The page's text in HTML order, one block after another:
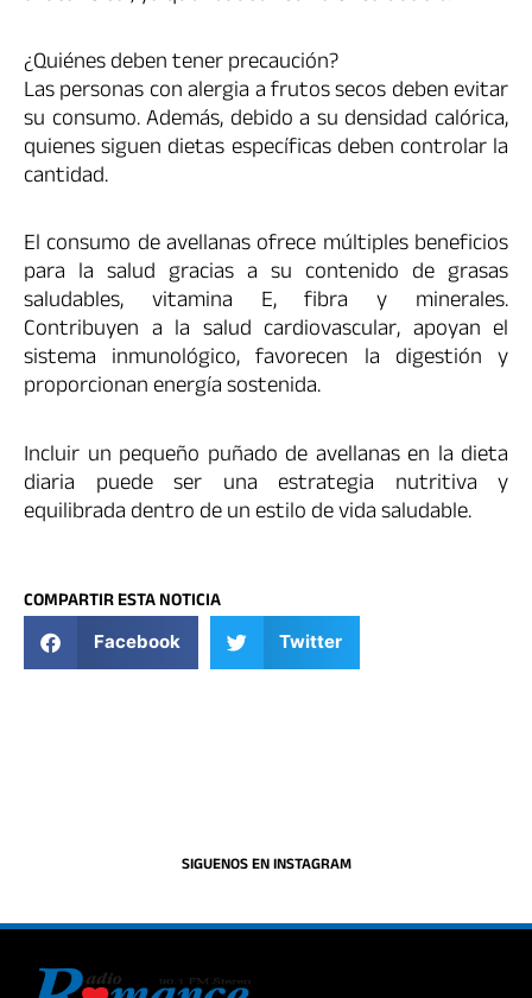
¿Quiénes deben tener precaución?
Las personas con alergia a frutos secos deben evitar
su consumo. Además, debido a su densidad calórica,
quienes siguen dietas específicas deben controlar la
cantidad.
El consumo de avellanas ofrece múltiples beneficios
para la salud gracias a su contenido de grasas
saludables, vitamina E, fibra y minerales.
Contribuyen a la salud cardiovascular, apoyan el
sistema inmunológico, favorecen la digestión y
proporcionan energía sostenida.
Incluir un pequeño puñado de avellanas en la dieta
diaria puede ser una estrategia nutritiva y
equilibrada dentro de un estilo de vida saludable.
COMPARTIR ESTA NOTICIA
Facebook Twitter
SIGUENOS EN INSTAGRAM